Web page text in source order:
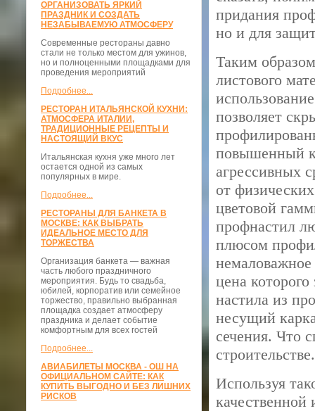
ОРГАНИЗОВАТЬ ЯРКИЙ
ПРАЗДНИК И СОЗДАТЬ
НЕЗАБЫВАЕМУЮ АТМОСФЕРУ
Современные рестораны давно
стали не только местом для ужинов,
но и полноценными площадками для
проведения мероприятий
Подробнее...
РЕСТОРАН ИТАЛЬЯНСКОЙ КУХНИ:
АТМОСФЕРА ИТАЛИИ,
ТРАДИЦИОННЫЕ РЕЦЕПТЫ И
НАСТОЯЩИЙ ВКУС
Итальянская кухня уже много лет
остается одной из самых
популярных в мире.
Подробнее...
РЕСТОРАНЫ ДЛЯ БАНКЕТА В
МОСКВЕ: КАК ВЫБРАТЬ
ИДЕАЛЬНОЕ МЕСТО ДЛЯ
ТОРЖЕСТВА
Организация банкета — важная
часть любого праздничного
мероприятия. Будь то свадьба,
юбилей, корпоратив или семейное
торжество, правильно выбранная
площадка создает атмосферу
праздника и делает событие
комфортным для всех гостей
Подробнее...
АВИАБИЛЕТЫ МОСКВА - ОШ НА
ОФИЦИАЛЬНОМ САЙТЕ: КАК
КУПИТЬ ВЫГОДНО И БЕЗ ЛИШНИХ
РИСКОВ
придания
но и для
Таким
листового
позволяет
повышенный
агрессивных
от
цветовой
профнастил
плюсом
немаловажное
цена
настила из
несущий
сечения. Что
строительстве.
Используя
качественной